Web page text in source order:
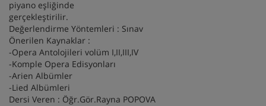
piyano eşliğinde
gerçekleştirilir.
Değerlendirme Yöntemleri : Sınav
Önerilen Kaynaklar :
-Opera Antolojileri volüm I,II,III,IV
-Komple Opera Edisyonları
-Arien Albümler
-Lied Albümleri
Dersi Veren : Öğr.Gör.Rayna POPOVA